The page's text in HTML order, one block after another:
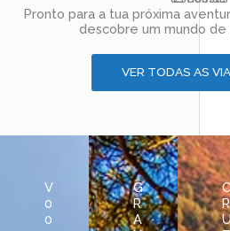
o
Pronto para a tua próxima
descobre um mundo de
VER TODAS AS
V
0
0
G
R
A
C
R